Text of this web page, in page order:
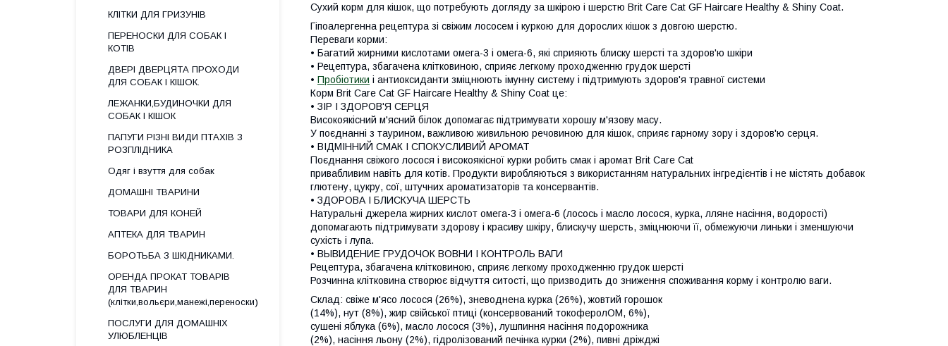
Сухий корм для кішок, що потребують догляду за шкірою і шерстю Brit Care Cat GF Haircare Healthy & Shiny Coat.
Гіпоалергенна рецептура зі свіжим лососем і куркою для дорослих кішок з довгою шерстю.
Переваги корми:
• Багатий жирними кислотами омега-3 і омега-6, які сприяють блиску шерсті та здоров'ю шкіри
• Рецептура, збагачена клітковиною, сприяє легкому проходженню грудок шерсті
• Пробіотики і антиоксиданти зміцнюють імунну систему і підтримують здоров'я травної системи
Корм Brit Care Cat GF Haircare Healthy & Shiny Coat це:
• ЗІР І ЗДОРОВ'Я СЕРЦЯ
Високоякісний м'ясний білок допомагає підтримувати хорошу м'язову масу.
У поєднанні з таурином, важливою живильною речовиною для кішок, сприяє гарному зору і здоров'ю серця.
• ВІДМІННИЙ СМАК І СПОКУСЛИВИЙ АРОМАТ
Поєднання свіжого лосося і високоякісної курки робить смак і аромат Brit Care Cat
привабливим навіть для котів. Продукти виробляються з використанням натуральних інгредієнтів і не містять добавок
глютену, цукру, сої, штучних ароматизаторів та консервантів.
• ЗДОРОВА І БЛИСКУЧА ШЕРСТЬ
Натуральні джерела жирних кислот омега-3 і омега-6 (лосось і масло лосося, курка, лляне насіння, водорості)
допомагають підтримувати здорову і красиву шкіру, блискучу шерсть, зміцнюючи її, обмежуючи линьки і зменшуючи
сухість і лупа.
• ВЫВИДЕНИЕ ГРУДОЧОК ВОВНИ І КОНТРОЛЬ ВАГИ
Рецептура, збагачена клітковиною, сприяє легкому проходженню грудок шерсті
Розчинна клітковина створює відчуття ситості, що призводить до зниження споживання корму і контролю ваги.
Склад: свіже м'ясо лосося (26%), зневоднена курка (26%), жовтий горошок
(14%), нут (8%), жир свійської птиці (консервований токоферолОМ, 6%),
сушені яблука (6%), масло лосося (3%), лушпиння насіння подорожника
(2%), насіння льону (2%), гідролізований печінка курки (2%), пивні дріжджі
КЛІТКИ ДЛЯ ГРИЗУНІВ
ПЕРЕНОСКИ ДЛЯ СОБАК І
КОТІВ
ДВЕРІ ДВЕРЦЯТА ПРОХОДИ
ДЛЯ СОБАК І КІШОК.
ЛЕЖАНКИ,БУДИНОЧКИ ДЛЯ
СОБАК І КІШОК
ПАПУГИ РІЗНІ ВИДИ ПТАХІВ З
РОЗПЛІДНИКА
Одяг і взуття для собак
ДОМАШНІ ТВАРИНИ
ТОВАРИ ДЛЯ КОНЕЙ
АПТЕКА ДЛЯ ТВАРИН
БОРОТЬБА З ШКІДНИКАМИ.
ОРЕНДА ПРОКАТ ТОВАРІВ
ДЛЯ ТВАРИН
(клітки,вольєри,манежі,переноски)
ПОСЛУГИ ДЛЯ ДОМАШНІХ
УЛЮБЛЕНЦІВ